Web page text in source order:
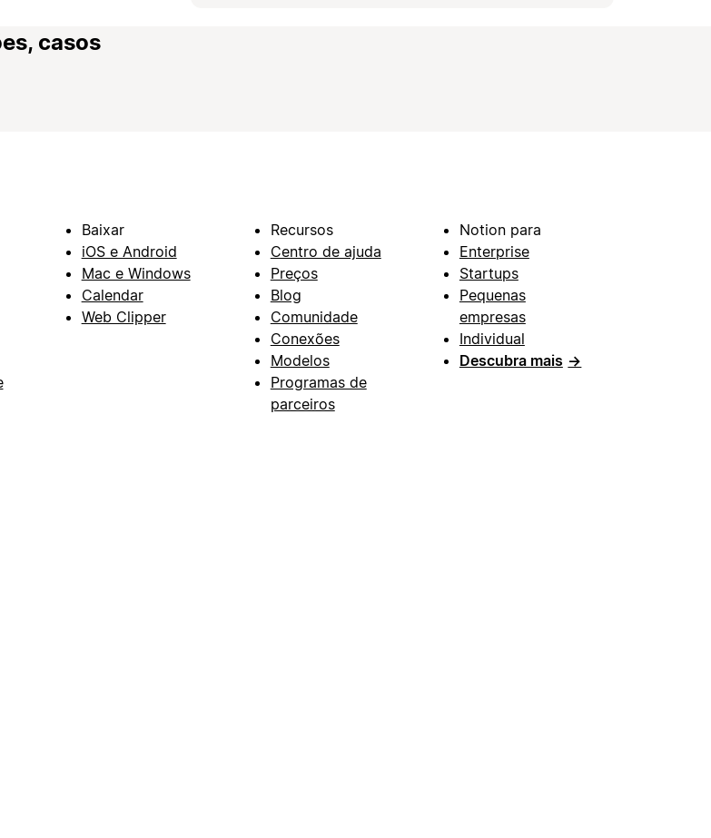
casos
Baixar
iOS e Android
Mac e Windows
Calendar
Web Clipper
Recursos
Centro de ajuda
Preços
Blog
Comunidade
Conexões
Modelos
Programas de
parceiros
Notion para
Enterprise
Startups
Pequenas
empresas
Individual
Descubra mais →